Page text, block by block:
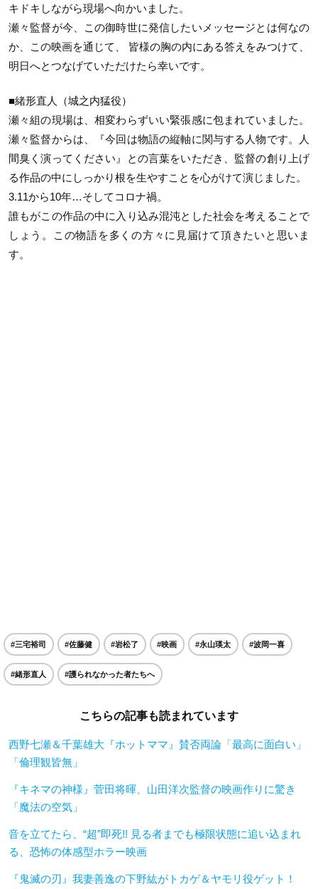
キドキしながら現場へ向かいました。
瀬々監督が今、この御時世に発信したいメッセージとは何なの
か、この映画を通じて、 皆様の胸の内にある答えをみつけて、
明日へとつなげていただけたら幸いです。
■緒形直人（城之内猛役）
瀬々組の現場は、相変わらずいい緊張感に包まれていました。
瀬々監督からは、『今回は物語の縦軸に関与する人物です。人
間臭く演ってください』との言葉をいただき、監督の創り上げ
る作品の中にしっかり根を生やすことを心がけて演じました。
3.11から10年…そしてコロナ禍。
誰もがこの作品の中に入り込み混沌とした社会を考えることで
しょう。この物語を多くの方々に見届けて頂きたいと思いま
す。
#三宅裕司 #佐藤健 #岩松了 #映画 #永山瑛太 #波岡一喜
#緒形直人 #護られなかった者たちへ
こちらの記事も読まれています
西野七瀬＆千葉雄大『ホットママ』賛否両論「最高に面白い」
「倫理観皆無」
『キネマの神様』菅田将暉、山田洋次監督の映画作りに驚き
「魔法の空気」
音を立てたら、“超”即死!! 見る者までも極限状態に追い込まれ
る、恐怖の体感型ホラー映画
『鬼滅の刃』我妻善逸の下野紘がトカゲ＆ヤモリ役ゲット！